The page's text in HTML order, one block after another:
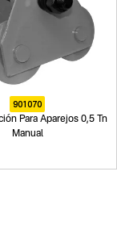
901070
Para Aparejos 0,5 Tn
Manual